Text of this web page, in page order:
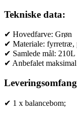
Tekniske data:
✔ Hovedfarve: Grøn
✔ Materiale: fyrretræ,
✔ Samlede mål:
✔ Anbefalet
✔ 1 x balancebom;